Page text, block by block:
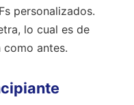
personalizados.
lo cual es de
antes.